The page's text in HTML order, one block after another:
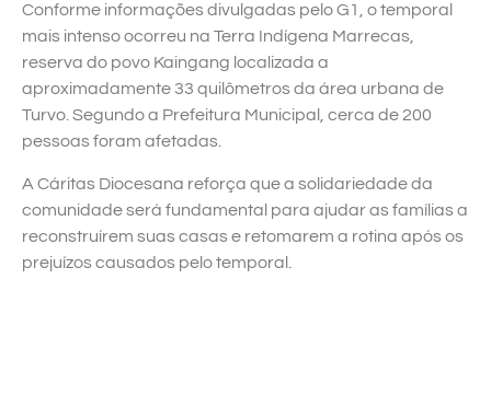
Conforme informações divulgadas pelo G1, o temporal
mais intenso ocorreu na Terra Indígena Marrecas,
reserva do povo Kaingang localizada a
aproximadamente 33 quilômetros da área urbana de
Turvo. Segundo a Prefeitura Municipal, cerca de 200
pessoas foram afetadas.
A Cáritas Diocesana reforça que a solidariedade da
comunidade será fundamental para ajudar as famílias a
reconstruírem suas casas e retomarem a rotina após os
prejuízos causados pelo temporal.